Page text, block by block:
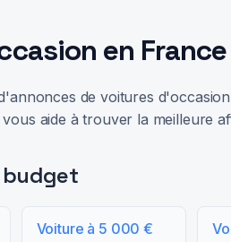
en
de voitures
aide à trouver la meilleure
budget
Voiture à 5 000 €